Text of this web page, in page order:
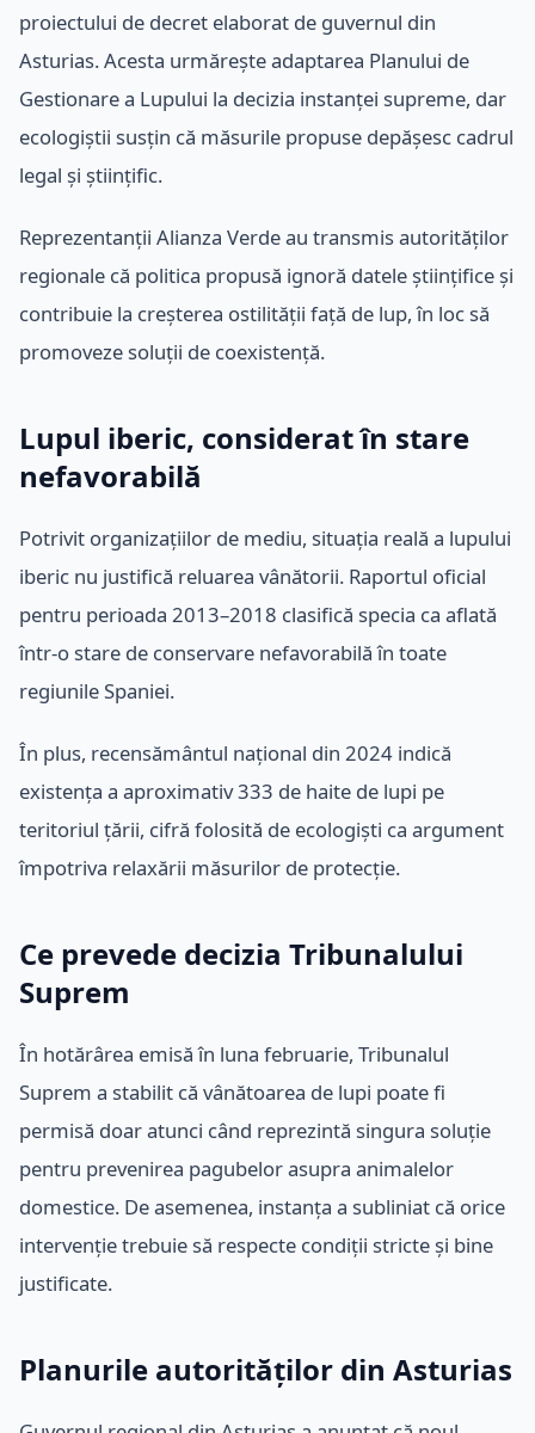
proiectului de decret elaborat de guvernul din
Asturias. Acesta urmărește adaptarea Planului de
Gestionare a Lupului la decizia instanței supreme, dar
ecologiștii susțin că măsurile propuse depășesc cadrul
legal și științific.
Reprezentanții Alianza Verde au transmis autorităților
regionale că politica propusă ignoră datele științifice și
contribuie la creșterea ostilității față de lup, în loc să
promoveze soluții de coexistență.
Lupul iberic, considerat în stare
nefavorabilă
Potrivit organizațiilor de mediu, situația reală a lupului
iberic nu justifică reluarea vânătorii. Raportul oficial
pentru perioada 2013–2018 clasifică specia ca aflată
într-o stare de conservare nefavorabilă în toate
regiunile Spaniei.
În plus, recensământul național din 2024 indică
existența a aproximativ 333 de haite de lupi pe
teritoriul țării, cifră folosită de ecologiști ca argument
împotriva relaxării măsurilor de protecție.
Ce prevede decizia Tribunalului
Suprem
În hotărârea emisă în luna februarie, Tribunalul
Suprem a stabilit că vânătoarea de lupi poate fi
permisă doar atunci când reprezintă singura soluție
pentru prevenirea pagubelor asupra animalelor
domestice. De asemenea, instanța a subliniat că orice
intervenție trebuie să respecte condiții stricte și bine
justificate.
Planurile autorităților din Asturias